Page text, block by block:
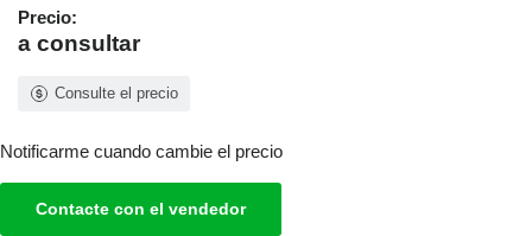
Precio:
a consultar
Consulte el precio
Notificarme cuando cambie el precio
Contacte con el vendedor